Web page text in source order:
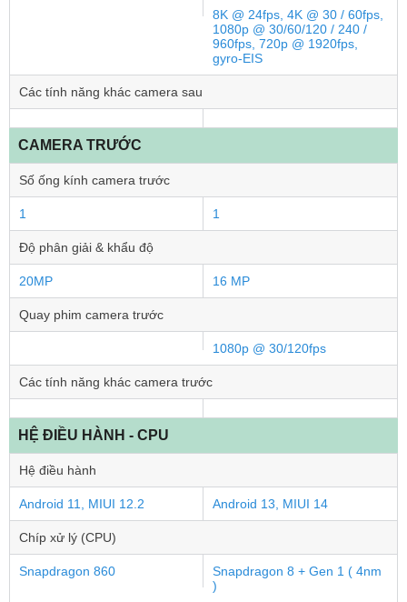
8K @ 24fps, 4K @ 30 / 60fps,
1080p @ 30/60/120 / 240 /
960fps, 720p @ 1920fps,
gyro-EIS
Các tính năng khác camera sau
CAMERA TRƯỚC
Số ống kính camera trước
1 1
Độ phân giải & khẩu độ
20MP 16 MP
Quay phim camera trước
1080p @ 30/120fps
Các tính năng khác camera trước
HỆ ĐIỀU HÀNH - CPU
Hệ điều hành
Android 11, MIUI 12.2 Android 13, MIUI 14
Chíp xử lý (CPU)
Snapdragon 860
Snapdragon 8 + Gen 1 ( 4nm
)